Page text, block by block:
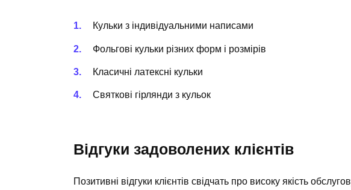
Кульки з індивідуальними написами
Фольгові кульки різних форм і розмірів
Класичні латексні кульки
Святкові гірлянди з кульок
Відгуки задоволених клієнтів
Позитивні відгуки клієнтів свідчать про високу якість